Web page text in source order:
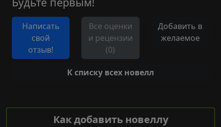
Написать
свой
отзыв!
Все оценки
и рецензии
(0)
Добавить в
желаемое
К списку всех новелл
Как добавить новеллу